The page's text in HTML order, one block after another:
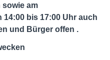
am
bis 17:00 Uhr auch
und Bürger offen .